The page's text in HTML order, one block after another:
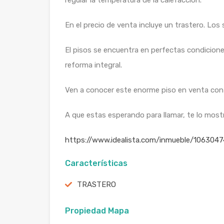
En el precio de venta incluye un trastero. Los
El pisos se encuentra en perfectas
reforma integral.
Ven a conocer este enorme piso en venta
A que estas esperando para llamar, te lo
https://www.idealista.com/inmueble/
Características
TRASTERO
Propiedad Mapa